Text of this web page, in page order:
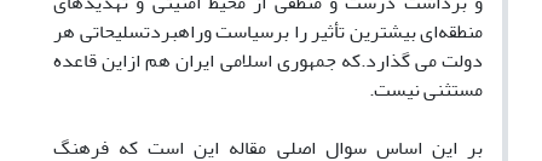
منطقه‌ای بیشترین تأثیر را برسیاست وراهبردتسلیحاتی هر
دولت می گذارد.که جمهوری اسلامی ایران هم ازاین قاعده
مستثنی نیست.
بر این اساس سوال اصلی مقاله این است که فرهنگ